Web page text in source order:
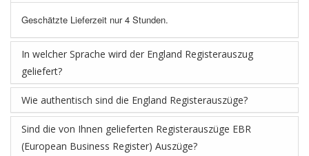
Geschätzte Lieferzeit nur 4 Stunden.
In welcher Sprache wird der England Registerauszug
geliefert?
Wie authentisch sind die England Registerauszüge?
Sind die von Ihnen gelieferten Registerauszüge EBR
(European Business Register) Auszüge?